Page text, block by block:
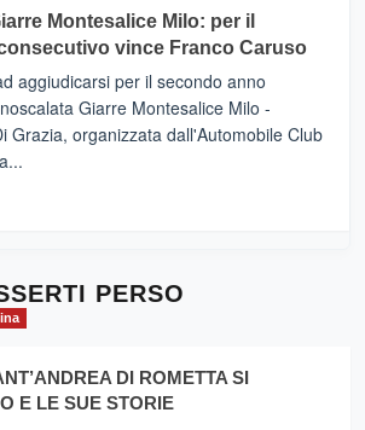
Montesalice Milo: per il
vince Franco Caruso
aggiudicarsi per il secondo anno
Giarre Montesalice Milo -
Grazia, organizzata dall'Automobile Club
PERSO
DI ROMETTA SI
E LE SUE STORIE